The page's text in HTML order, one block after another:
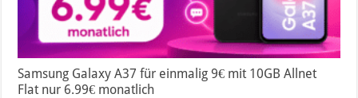
Samsung Galaxy A37 für einmalig 9€ mit 10GB Allnet
Flat nur 6.99€ monatlich